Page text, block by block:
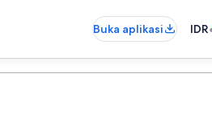
Buka aplikasi IDR